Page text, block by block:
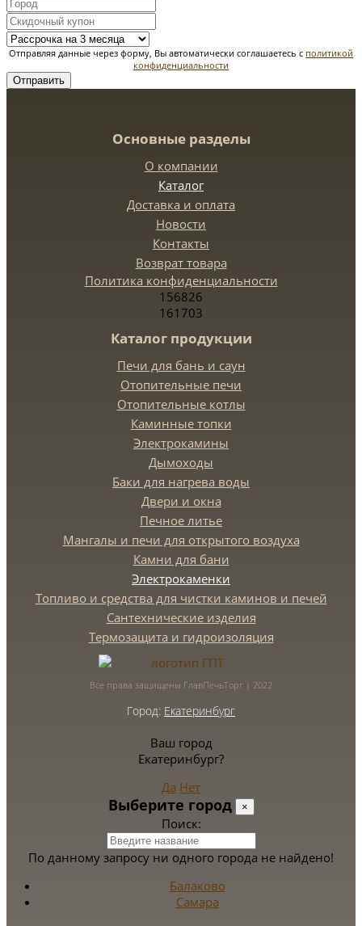
Отправляя данные через форму, Вы автоматически соглашаетесь с политикой
конфиденциальности
Отправить
Основные разделы
О компании
Каталог
Доставка и оплата
Новости
Контакты
Возврат товара
Политика конфиденциальности
156826
161703
Каталог продукции
Печи для бань и саун
Отопительные печи
Отопительные котлы
Каминные топки
Электрокамины
Дымоходы
Баки для нагрева воды
Двери и окна
Печное литье
Мангалы и печи для открытого воздуха
Камни для бани
Электрокаменки
Топливо и средства для чистки каминов и печей
Сантехнические изделия
Термозащита и гидроизоляция
Все права защищены ГлавПечьТорг | 2022
Город: Екатеринбург
Ваш город
Екатеринбург?
Да Нет
Выберите город ×
Поиск:
По данному запросу ни одного города не найдено!
Балаково
Самара